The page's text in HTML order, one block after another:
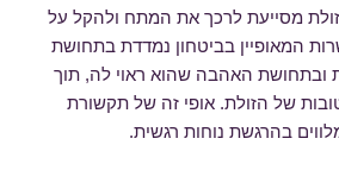
מסייעת לרכך את המתח ולהקל על
המאופיין בביטחון נמדדת בתחושת
ובתחושת האהבה שהוא ראוי לה, תוך
של הזולת. אופי זה של תקשורת
בהרגשת נוחות רגשית.